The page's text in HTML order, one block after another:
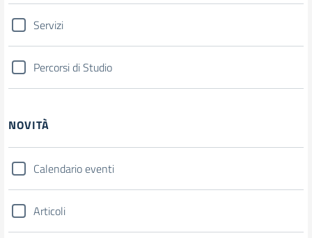
Servizi
Percorsi di Studio
NOVITÀ
Calendario eventi
Articoli